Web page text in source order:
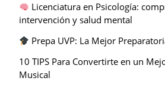
Licenciatura en Psicología:
intervención y salud mental
Prepa UVP: La Mejor
10 TIPS Para Convertirte en un
Musical